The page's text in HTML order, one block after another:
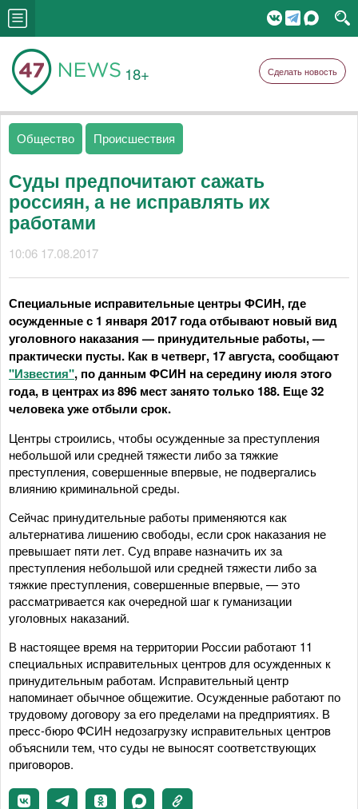
18+ Сделать новость
Общество Происшествия
Суды предпочитают сажать
россиян, а не исправлять их
работами
10:06 17.08.2017
Специальные исправительные центры ФСИН, где
осужденные с 1 января 2017 года отбывают новый вид
уголовного наказания — принудительные работы, —
практически пусты. Как в четверг, 17 августа, сообщают
"Известия", по данным ФСИН на середину июля этого
года, в центрах из 896 мест занято только 188. Еще 32
человека уже отбыли срок.
Центры строились, чтобы осужденные за преступления
небольшой или средней тяжести либо за тяжкие
преступления, совершенные впервые, не подвергались
влиянию криминальной среды.
Сейчас принудительные работы применяются как
альтернатива лишению свободы, если срок наказания не
превышает пяти лет. Суд вправе назначить их за
преступления небольшой или средней тяжести либо за
тяжкие преступления, совершенные впервые, — это
рассматривается как очередной шаг к гуманизации
уголовных наказаний.
В настоящее время на территории России работают 11
специальных исправительных центров для осужденных к
принудительным работам. Исправительный центр
напоминает обычное общежитие. Осужденные работают по
трудовому договору за его пределами на предприятиях. В
пресс-бюро ФСИН недозагрузку исправительных центров
объяснили тем, что суды не выносят соответствующих
приговоров.